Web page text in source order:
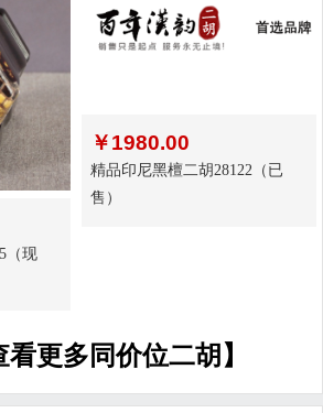
（现
￥1980.00
精品印尼黑檀二胡28122（已
售）
看更多同价位二胡】